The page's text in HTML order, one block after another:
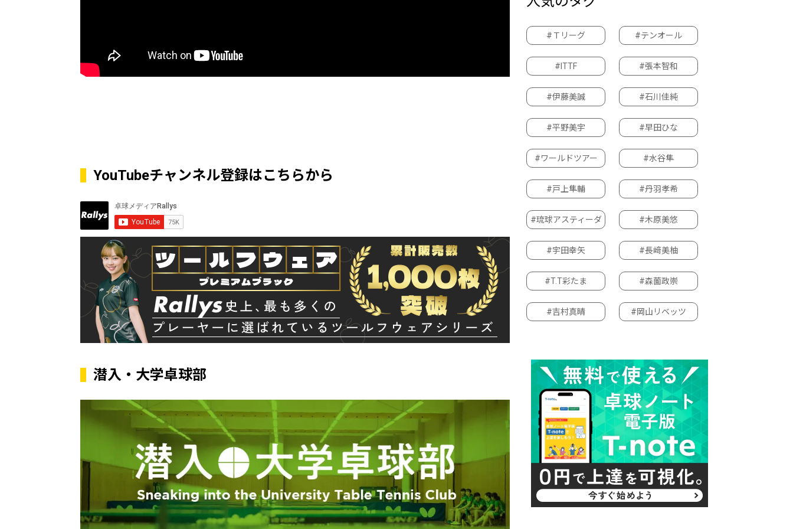
YouTubeチャンネル登録はこちらから
潜入・大学卓球部
#Ｔリーグ #テンオール
#ITTF #張本智和
#伊藤美誠 #石川佳純
#平野美宇 #早田ひな
#ワールドツアー #水谷隼
#戸上隼輔 #丹羽孝希
#琉球アスティーダ #木原美悠
#宇田幸矢 #長﨑美柚
#T.T彩たま #森薗政崇
#吉村真晴 #岡山リベッツ